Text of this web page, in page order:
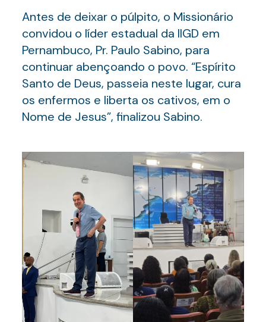
Antes de deixar o púlpito, o Missionário
convidou o líder estadual da IIGD em
Pernambuco, Pr. Paulo Sabino, para
continuar abençoando o povo. “Espírito
Santo de Deus, passeia neste lugar, cura
os enfermos e liberta os cativos, em o
Nome de Jesus”, finalizou Sabino.